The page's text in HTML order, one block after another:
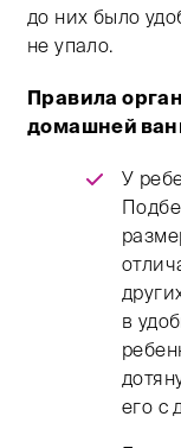
до них было
не упало.
Правила
домашней
У
в
его с